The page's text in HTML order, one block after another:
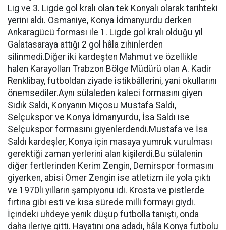
Lig ve 3. Ligde gol kralı olan tek Konyalı olarak tarihteki
yerini aldı. Osmaniye, Konya İdmanyurdu derken
Ankaragücü forması ile 1. Ligde gol kralı olduğu yıl
Galatasaraya attığı 2 gol hâla zihinlerden
silinmedi.Diğer iki kardeşten Mahmut ve özellikle
halen Karayolları Trabzon Bölge Müdürü olan A. Kadir
Renklibay, futboldan ziyade istikbâllerini, yani okullarını
önemsediler.Aynı sülaleden kaleci formasını giyen
Sıdık Saldı, Konyanın Miçosu Mustafa Saldı,
Selçukspor ve Konya İdmanyurdu, İsa Saldı ise
Selçukspor formasını giyenlerdendi.Mustafa ve İsa
Saldı kardeşler, Konya için masaya yumruk vurulması
gerektiği zaman yerlerini alan kişilerdi.Bu sülalenin
diğer fertlerinden Kerim Zengin, Demirspor formasını
giyerken, abisi Ömer Zengin ise atletizm ile yola çıktı
ve 1970li yılların şampiyonu idi. Krosta ve pistlerde
fırtına gibi esti ve kısa sürede milli formayı giydi.
İçindeki uhdeye yenik düşüp futbolla tanıştı, onda
daha ileriye gitti. Hayatını ona adadı, hâla Konya futbolu